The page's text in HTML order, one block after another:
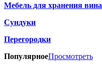
Мебель для хранения вина
Сундуки
Перегородки
ПопулярноеПросмотреть